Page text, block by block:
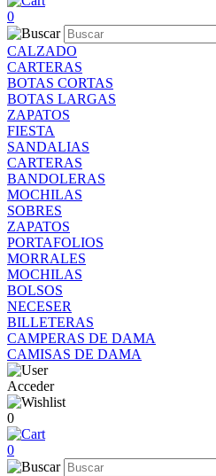
0
CALZADO
CARTERAS
BOTAS CORTAS
BOTAS LARGAS
ZAPATOS
FIESTA
SANDALIAS
CARTERAS
BANDOLERAS
MOCHILAS
SOBRES
ZAPATOS
PORTAFOLIOS
MORRALES
MOCHILAS
BOLSOS
NECESER
BILLETERAS
CAMPERAS DE DAMA
CAMISAS DE DAMA
Acceder
0
0